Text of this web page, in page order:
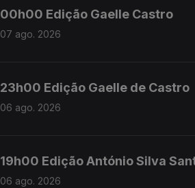
00h00 Edição Gaelle Castro
07 ago. 2026
23h00 Edição Gaelle de Castro
06 ago. 2026
19h00 Edição António Silva
06 ago. 2026